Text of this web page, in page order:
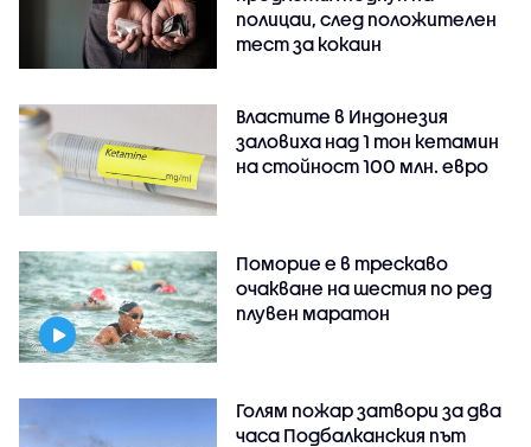
полицаи, след положителен
тест за кокаин
Властите в Индонезия
заловиха над 1 тон кетамин
на стойност 100 млн. евро
Поморие е в трескаво
очакване на шестия по ред
плувен маратон
Голям пожар затвори за два
часа Подбалканския път